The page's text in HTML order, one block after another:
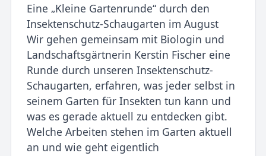
Eine „Kleine Gartenrunde“ durch den
Insektenschutz-Schaugarten im August
Wir gehen gemeinsam mit Biologin und
Landschaftsgärtnerin Kerstin Fischer eine
Runde durch unseren Insektenschutz-
Schaugarten, erfahren, was jeder selbst in
seinem Garten für Insekten tun kann und
was es gerade aktuell zu entdecken gibt.
Welche Arbeiten stehen im Garten aktuell
an und wie geht eigentlich